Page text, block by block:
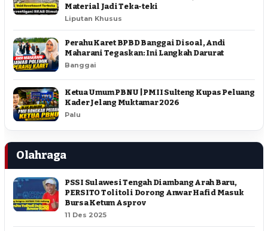
Material Jadi Teka-teki
Liputan Khusus
Perahu Karet BPBD Banggai Disoal, Andi
Maharani Tegaskan: Ini Langkah Darurat
Banggai
Ketua Umum PBNU | PMII Sulteng Kupas Peluang
Kader Jelang Muktamar 2026
Palu
Olahraga
PSSI Sulawesi Tengah Diambang Arah Baru,
PERSITO Tolitoli Dorong Anwar Hafid Masuk
Bursa Ketum Asprov
11 Des 2025